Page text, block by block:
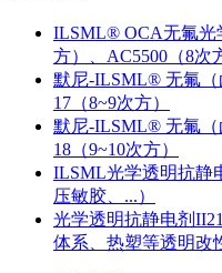
ILSML® OCA无氟光
方）、AC5500（8次
默尼-ILSML® 无氟（
17（8~9次方）
默尼-ILSML® 无氟（
18（9~10次方）
ILSML光学透明抗静
压敏胶、...）
光学透明抗静电剂
体系、热塑等透明改